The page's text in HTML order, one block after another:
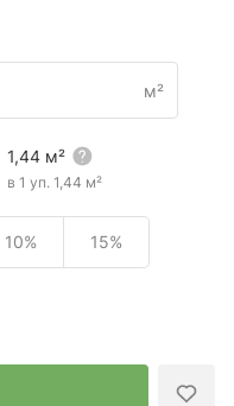
м²
1,44 м²
в 1 уп. 1,44 м²
10% 15%